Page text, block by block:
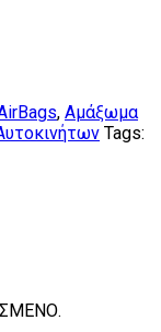
, Αμάξωμα
Tags: